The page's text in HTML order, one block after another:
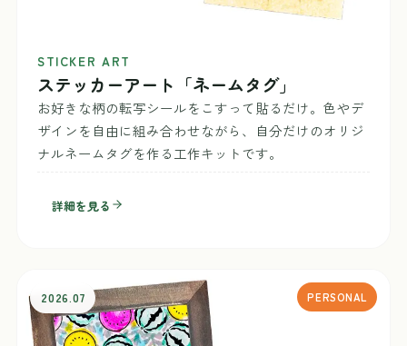
STICKER ART
ステッカーアート「ネームタグ」
お好きな柄の転写シールをこすって貼るだけ。色やデ
ザインを自由に組み合わせながら、自分だけのオリジ
ナルネームタグを作る工作キットです。
詳細を見る
2026.07 PERSONAL